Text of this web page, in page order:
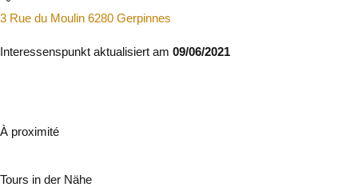
3 Rue du Moulin 6280 Gerpinnes
Interessenspunkt aktualisiert am 09/06/2021
À proximité
Tours in der Nähe